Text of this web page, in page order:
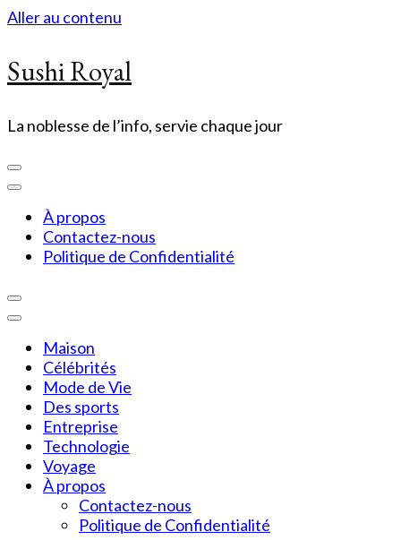
Aller au contenu
Sushi Royal
La noblesse de l’info, servie chaque jour
À propos
Contactez-nous
Politique de Confidentialité
Maison
Célébrités
Mode de Vie
Des sports
Entreprise
Technologie
Voyage
À propos
Contactez-nous
Politique de Confidentialité